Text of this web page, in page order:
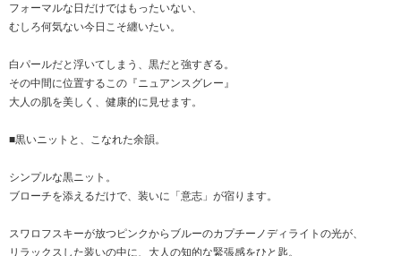
フォーマルな日だけではもったいない、
むしろ何気ない今日こそ纏いたい。
白パールだと浮いてしまう、黒だと強すぎる。
その中間に位置するこの『ニュアンスグレー』
大人の肌を美しく、健康的に見せます。
■黒いニットと、こなれた余韻。
シンプルな黒ニット。
ブローチを添えるだけで、装いに「意志」が宿ります。
スワロフスキーが放つピンクからブルーのカプチーノディライトの光が、
リラックスした装いの中に、大人の知的な緊張感をひと匙。